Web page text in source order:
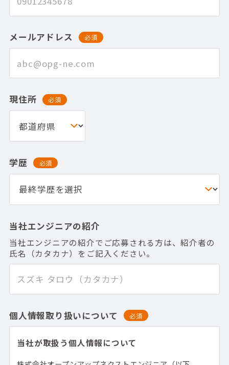
メールアドレス 必須
現住所 必須
学歴 必須
当社エンジニアの紹介
当社エンジニアの紹介でご応募される方は、紹介者の
氏名（カタカナ）をご記入ください。
個人情報取り扱いについて 必須
当社が取扱う個人情報について